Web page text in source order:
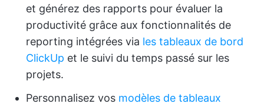
et générez des rapports pour évaluer la
productivité grâce aux fonctionnalités de
reporting intégrées via les tableaux de bord
ClickUp et le suivi du temps passé sur les
projets.
Personnalisez vos modèles de tableaux